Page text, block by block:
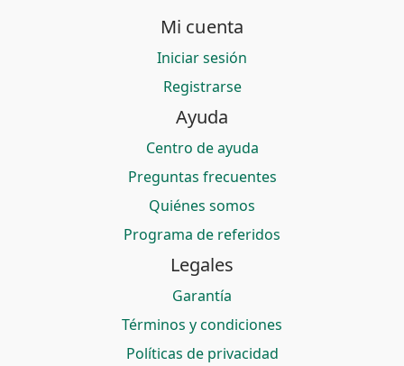
Mi cuenta
Iniciar sesión
Registrarse
Ayuda
Centro de ayuda
Preguntas frecuentes
Quiénes somos
Programa de referidos
Legales
Garantía
Términos y condiciones
Políticas de privacidad